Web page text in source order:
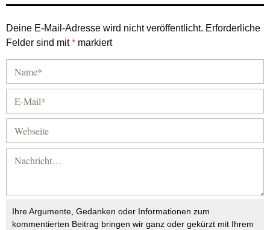
Deine E-Mail-Adresse wird nicht veröffentlicht. Erforderliche
Felder sind mit* markiert
Ihre Argumente, Gedanken oder Informationen zum
kommentierten Beitrag bringen wir ganz oder gekürzt mit Ihrem